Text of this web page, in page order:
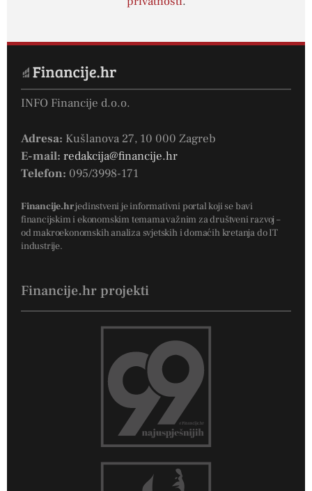
INFO Financije d.o.o.
Adresa: Kušlanova 27, 10 000 Zagreb
E-mail: redakcija@financije.hr
Telefon: 095/3998-171
Financije.hrjedinstveni je informativni portal koji se bavi
financijskim i ekonomskim temama važnim za društveni razvoj –
od makroekonomskih analiza svjetskih i domaćih kretanja do IT
industrije.
Financije.hr projekti